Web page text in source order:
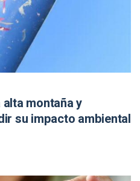
montaña y
su impacto ambiental